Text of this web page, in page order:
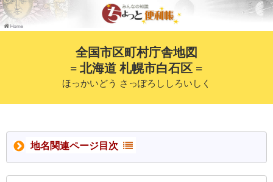
全国市区町村庁舎地図
= 北海道 札幌市白石区 =
ほっかいどう さっぽろししろいしく
地名関連ページ目次